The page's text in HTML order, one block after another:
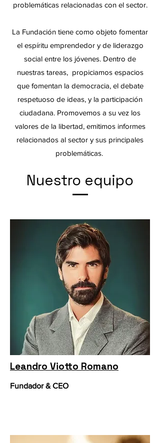
problemáticas relacionadas con el sector.
La Fundación tiene como objeto fomentar
el espíritu emprendedor y de liderazgo
social entre los jóvenes. Dentro de
nuestras tareas, propiciamos espacios
que fomentan la democracia, el debate
respetuoso de ideas, y la participación
ciudadana. Promovemos a su vez los
valores de la libertad, emitimos informes
relacionados al sector y sus principales
problemáticas.
Nuestro equipo
Leandro Viotto Romano
Fundador & CEO